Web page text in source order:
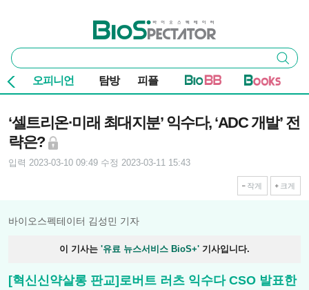
바이오스펙테이터
통
합
검
색
검색
오피니언 탐방 피플
‘셀트리온·미래 최대지분’ 익수다, ‘ADC 개발’ 전
략은?
입력 2023-03-10 09:49 수정 2023-03-11 15:43
작게 크게
바이오스펙테이터 김성민 기자
이 기사는 '유료 뉴스서비스 BioS+' 기사입니다.
[혁신신약살롱 판교]로버트 러츠 익수다 CSO 발표한